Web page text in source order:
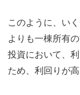
このように、い
よりも一棟所有
投資において、
ため、利回りが